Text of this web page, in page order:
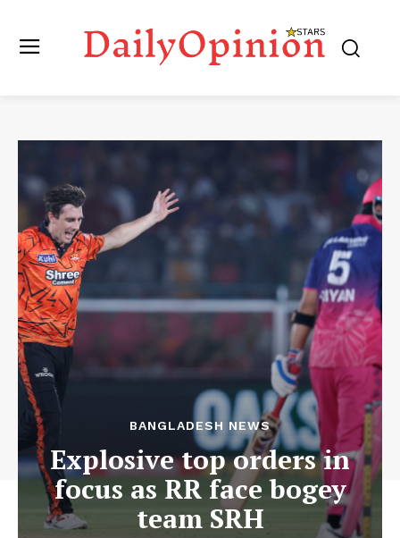
BANGLADESH NEWS
Explosive top orders in
focus as RR face bogey
team SRH